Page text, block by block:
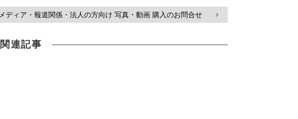
メディア・報道関係・法人の方向け 写真・動画 購入のお問合せ >
関連記事